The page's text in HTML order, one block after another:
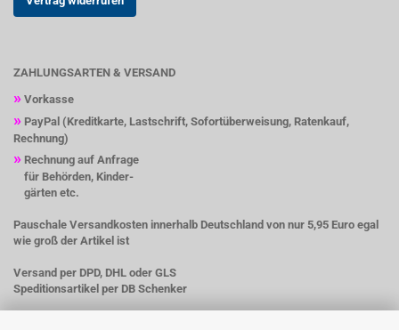
ZAHLUNGSARTEN & VERSAND
» Vorkasse
» PayPal (Kreditkarte, Lastschrift, Sofortüberweisung, Ratenkauf,
Rechnung)
» Rechnung auf Anfrage
für Behörden, Kinder-
gärten etc.
Pauschale Versandkosten innerhalb Deutschland von nur 5,95 Euro egal
wie groß der Artikel ist
Versand per DPD, DHL oder GLS
Speditionsartikel per DB Schenker